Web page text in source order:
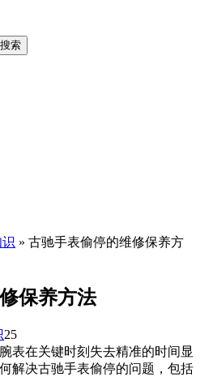
» 古驰手表偷停的维修保养方
保养方法
25
表在关键时刻失去精准的时间显
解决古驰手表偷停的问题，包括